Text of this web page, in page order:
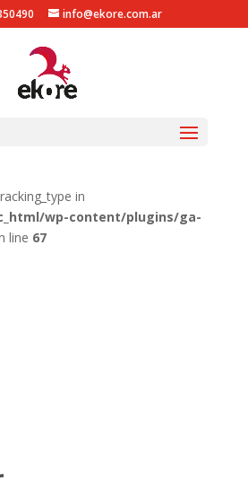
in
wp-content/plugins/ga-
wp-content/plugins/ga-
in
wp-content/plugins/ga-
line 67
info@ekore.com.ar